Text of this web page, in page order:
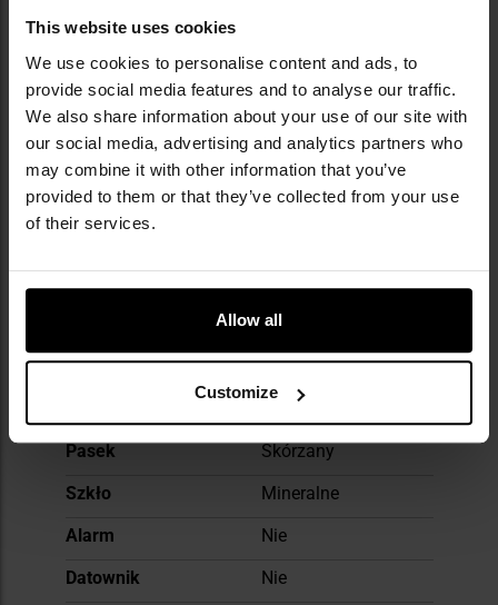
This website uses cookies
We use cookies to personalise content and ads, to
provide social media features and to analyse our traffic.
We also share information about your use of our site with
our social media, advertising and analytics partners who
may combine it with other information that you’ve
provided to them or that they’ve collected from your use
of their services.
Allow all
Customize
cieszących się uznaniem wśród kolekcjonerów i
DANE TECHNICZNE
Więcej
mosiądz
Rodzaj mechanizmu
Kwarcowy
Bateria SR626SW
Pasek
Skórzany
Szkło
Mineralne
Alarm
Nie
Datownik
Nie